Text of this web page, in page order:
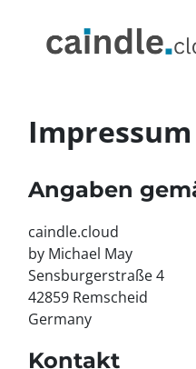
Impressum
Angaben
caindle.cloud
by Michael May
Sensburgerstraße 4
42859 Remscheid
Germany
Kontakt